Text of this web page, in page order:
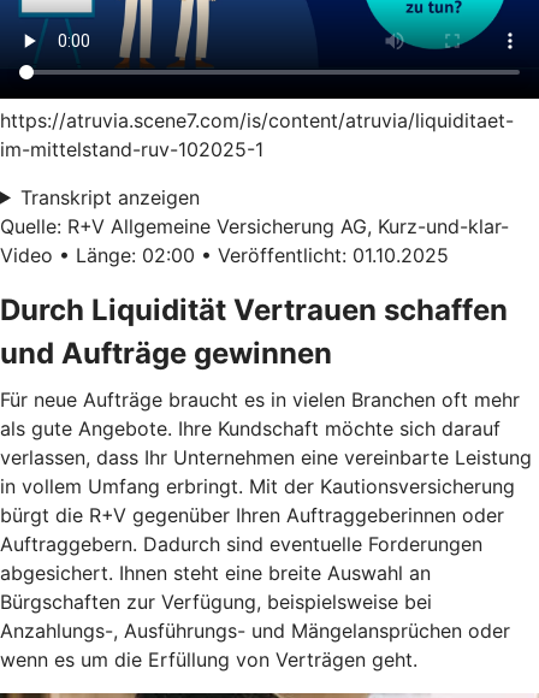
https://atruvia.scene7.com/is/content/atruvia/liquiditaet-
im-mittelstand-ruv-102025-1
Transkript anzeigen
Quelle: R+V Allgemeine Versicherung AG, Kurz-und-klar-
Video • Länge: 02:00 • Veröffentlicht: 01.10.2025
Durch Liquidität Vertrauen schaffen
und Aufträge gewinnen
Für neue Aufträge braucht es in vielen Branchen oft mehr
als gute Angebote. Ihre Kundschaft möchte sich darauf
verlassen, dass Ihr Unternehmen eine vereinbarte Leistung
in vollem Umfang erbringt. Mit der Kautionsversicherung
bürgt die R+V gegenüber Ihren Auftraggeberinnen oder
Auftraggebern. Dadurch sind eventuelle Forderungen
abgesichert. Ihnen steht eine breite Auswahl an
Bürgschaften zur Verfügung, beispielsweise bei
Anzahlungs-, Ausführungs- und Mängelansprüchen oder
wenn es um die Erfüllung von Verträgen geht.